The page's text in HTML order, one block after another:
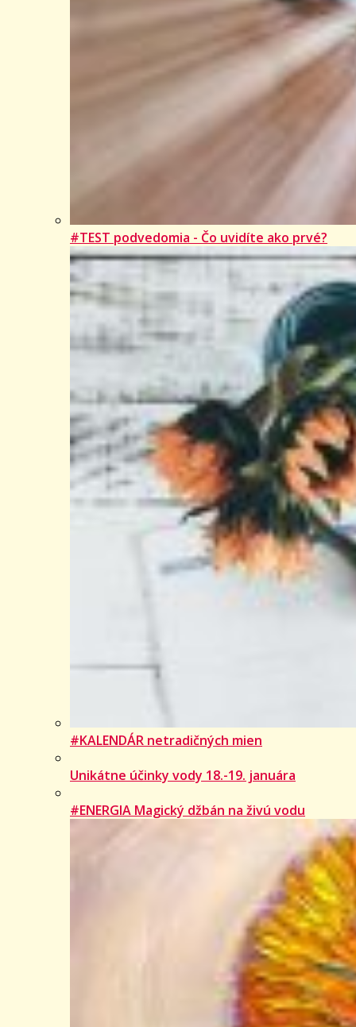
#TEST podvedomia - Čo uvidíte ako prvé?
#KALENDÁR netradičných mien
Unikátne účinky vody 18.-19. januára
#ENERGIA Magický džbán na živú vodu